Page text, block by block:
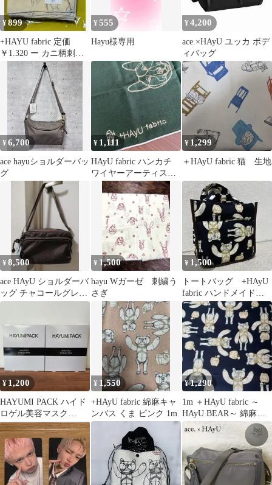
¥899
+HAYU fabric 定価
￥1.320 ー カニ柄刺繍
ハンカチ
¥555
Hayu様専用
¥ 4,200
ace.×HAyU ユッカ ボデ
ィバッグ
¥6,700
ace hayuショルダーバッ
グ
¥ 1,111
HAyU fabric ハンカチ
ワイヤーアーティスト
小川 学
¥ 1,299
＋HAyU fabric 猫 生地
¥8,500
ace HAyU ショルダーバ
ッグ チャコールグレ
ー ノベルティボーチ
¥ 1,500
hayu Wガーゼ 刺繍う
さぎ
¥ 1,500
トートバッグ +HAyU
fabric ハンドメイド
くま 動物 お出掛
け 鞄
¥ 1,200
HAYUMI PACK ハイド
ロゲル美容マスク
30g×5枚入 2箱セット
¥ 1,550
+HAyU fabric 綿麻キャ
ンバス くま ピンク 1m
¥1,290
1m ＋HAyU fabric ～
HAyU BEAR～ 綿麻
綿麻生地 布 ベア